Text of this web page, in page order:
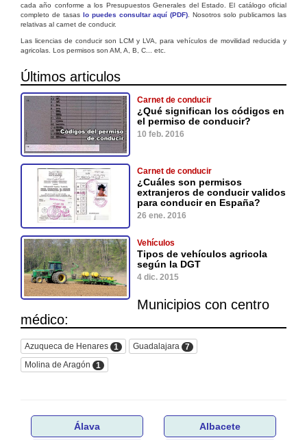
cada año conforme a los Presupuestos Generales del Estado. El catálogo oficial
completo de tasas lo puedes consultar aquí (PDF) . Nosotros solo publicamos las
relativas al carnet de conducir.
Las licencias de conducir son LCM y LVA, para vehículos de movilidad reducida y
agricolas. Los permisos son AM, A, B, C... etc.
Últimos articulos
Carnet de conducir
¿Qué significan los códigos en
el permiso de conducir?
10 feb. 2016
Carnet de conducir
¿Cuáles son permisos
extranjeros de conducir validos
para conducir en España?
26 ene. 2016
Vehículos
Tipos de vehículos agricola
según la DGT
4 dic. 2015
Municipios con centro
médico:
Azuqueca de Henares 1 Guadalajara
7
Molina de Aragón
1
Álava Albacete